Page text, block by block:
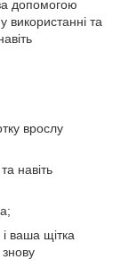
допомогою
використанні та
врослу
навіть
ваша щітка